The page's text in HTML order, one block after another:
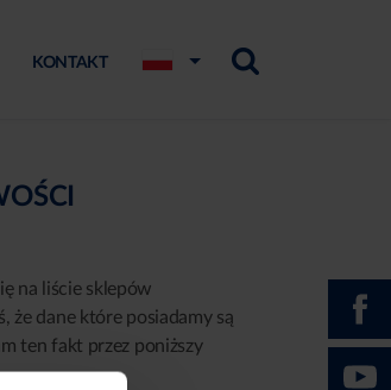
KONTAKT
na liście sklepów
że dane które posiadamy są
ten fakt przez poniższy